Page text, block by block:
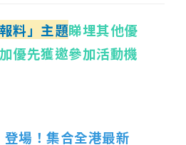
料」主題睇埋其他優
優先獲邀參加活動機
場！集合全港最新